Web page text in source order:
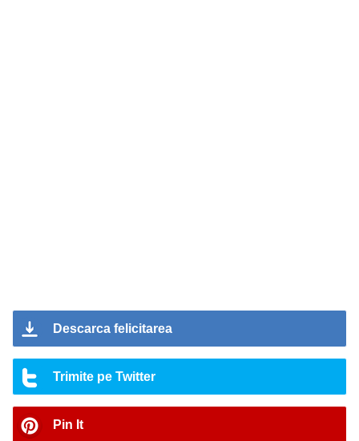
Descarca felicitarea
Trimite pe Twitter
Pin It